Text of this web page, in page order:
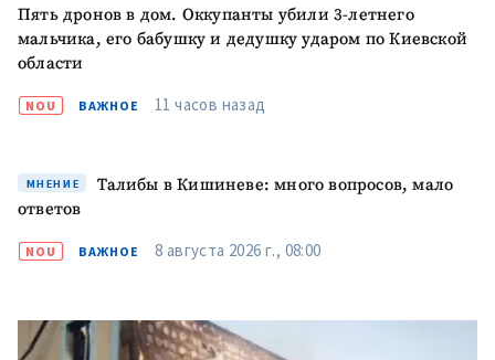
Пять дронов в дом. Оккупанты убили 3-летнего
мальчика, его бабушку и дедушку ударом по Киевской
области
NOU ВАЖНОЕ 11 часов назад
МНЕНИЕ
Талибы в Кишиневе: много вопросов, мало
ответов
NOU ВАЖНОЕ 8 августа 2026 г., 08:00